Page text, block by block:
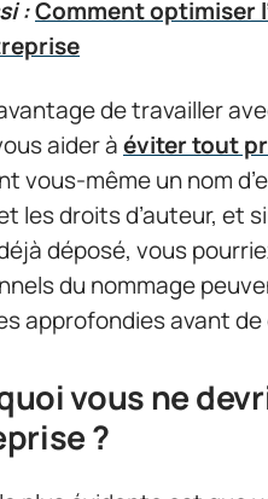
:Comment optimiser
de travailler
aider àéviter tout
vous-même un nom
les droits d’auteur, et
déposé, vous
du nommage
approfondies avant
vous ne
?